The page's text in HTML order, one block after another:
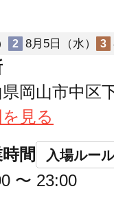
2 8月5日（水） 3
県岡山市中区
見る
間 入場ルール
〜 23:00